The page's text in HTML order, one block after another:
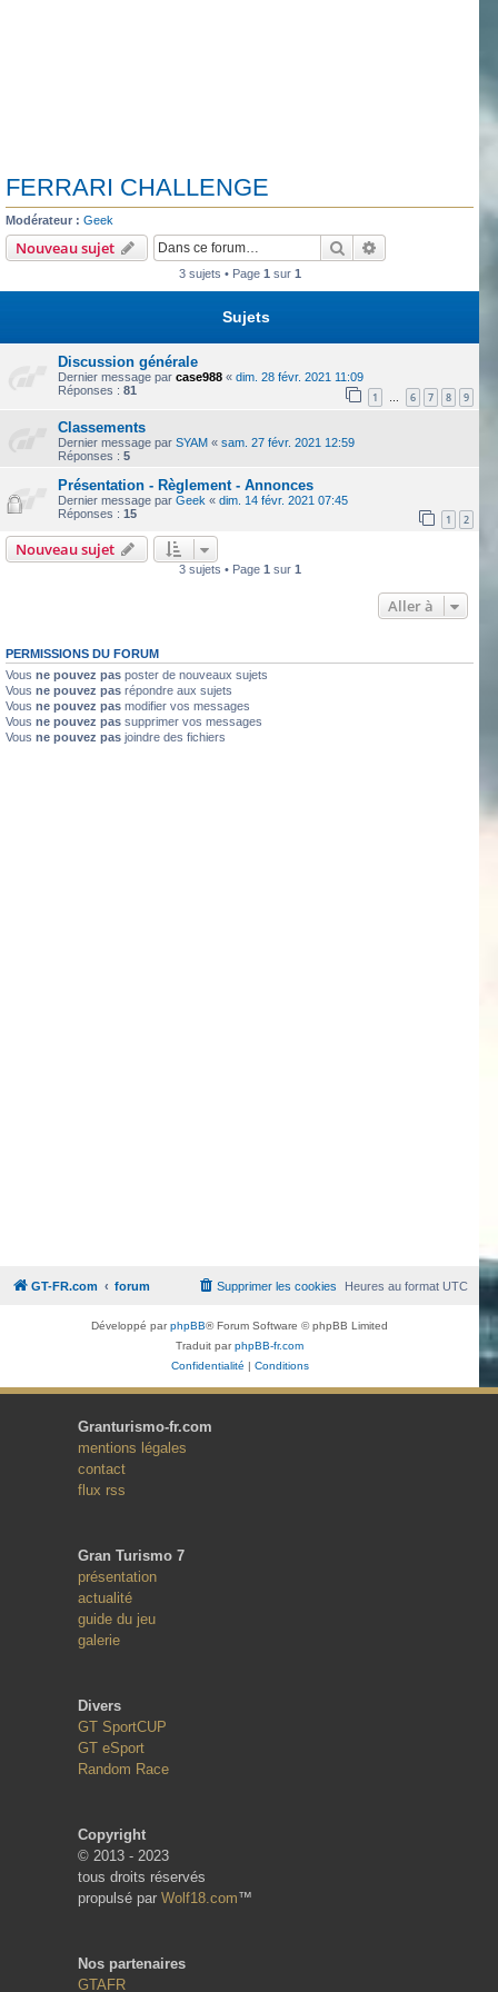
FERRARI CHALLENGE
Modérateur : Geek
Nouveau sujet Rechercher
3 sujets • Page 1 sur 1
Sujets
Discussion générale
Dernier message par case988 « dim. 28 févr. 2021 11:09
Réponses : 81 1 6 7 8 9
Classements
Dernier message par SYAM « sam. 27 févr. 2021 12:59
Réponses : 5
Présentation - Règlement - Annonces
Dernier message par Geek « dim. 14 févr. 2021 07:45
Réponses : 15 1 2
Nouveau sujet
3 sujets • Page 1 sur 1
Aller à
PERMISSIONS DU FORUM
Vous ne pouvez pas poster de nouveaux sujets
Vous ne pouvez pas répondre aux sujets
Vous ne pouvez pas modifier vos messages
Vous ne pouvez pas supprimer vos messages
Vous ne pouvez pas joindre des fichiers
GT-FR.com forum Heures au formatUTC
Supprimer les cookies
Développé parphpBB® Forum Software © phpBB Limited
Traduit parphpBB-fr.com
Confidentialité | Conditions
Granturismo-fr.com
mentions légales
contact
flux rss
Gran Turismo 7
présentation
actualité
guide du jeu
galerie
Divers
GT SportCUP
GT eSport
Random Race
Copyright
© 2013 - 2023
tous droits réservés
propulsé par Wolf18.com™
Nos partenaires
GTAFR